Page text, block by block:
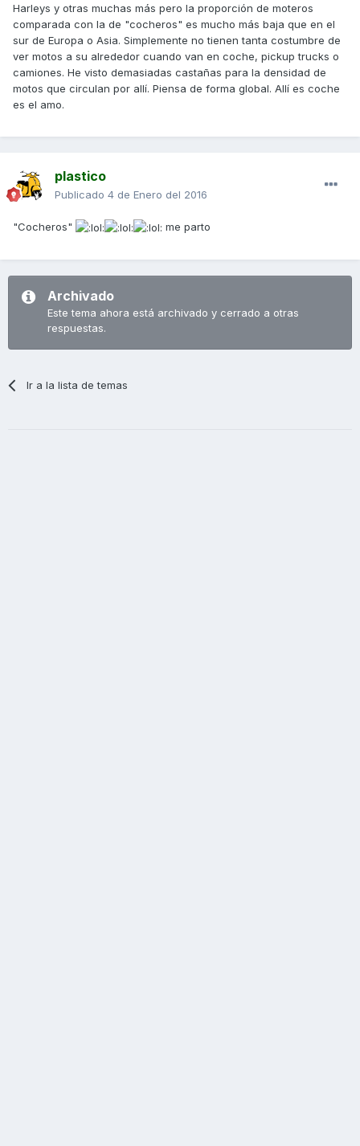
Harleys y otras muchas más pero la proporción de moteros
comparada con la de "cocheros" es mucho más baja que en el
sur de Europa o Asia. Simplemente no tienen tanta costumbre de
ver motos a su alrededor cuando van en coche, pickup trucks o
camiones. He visto demasiadas castañas para la densidad de
motos que circulan por allí. Piensa de forma global. Allí es coche
es el amo.
plastico
Publicado 4 de Enero del 2016
"Cocheros" me parto
Archivado
Este tema ahora está archivado y cerrado a otras
respuestas.
Ir a la lista de temas